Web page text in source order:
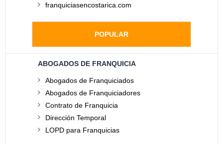
franquiciasencostarica.com
POPULAR
ABOGADOS DE FRANQUICIA
Abogados de Franquiciados
Abogados de Franquiciadores
Contrato de Franquicia
Dirección Temporal
LOPD para Franquicias